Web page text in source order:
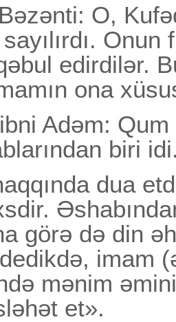
O,
edirdilər.
ona
Adəm:
biri
dua
görə də din
imam
mənim
et».